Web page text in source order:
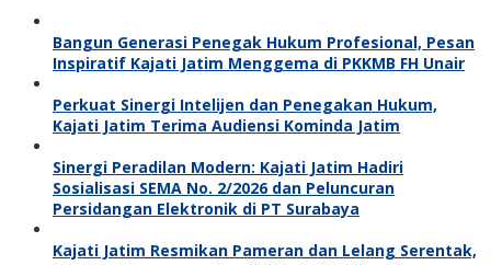
Bangun Generasi Penegak Hukum Profesional, Pesan
Inspiratif Kajati Jatim Menggema di PKKMB FH Unair
Perkuat Sinergi Intelijen dan Penegakan Hukum,
Kajati Jatim Terima Audiensi Kominda Jatim
Sinergi Peradilan Modern: Kajati Jatim Hadiri
Sosialisasi SEMA No. 2/2026 dan Peluncuran
Persidangan Elektronik di PT Surabaya
Kajati Jatim Resmikan Pameran dan Lelang Serentak,